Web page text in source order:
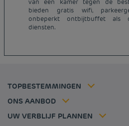
van een kamer tegen de
bieden gratis wifi,
onbeperkt ontbijtbuffet als
diensten.
TOPBESTEMMINGEN
Goedkope hotels Nederland
Goedkope hotels Breda
Goedkope hotels Duitsland
Goedkope hotels Dijon
ONS AANBOD
Lid tarief
UW VERBLIJF PLANNEN
Juridische kennisgeving
Algemene voorwaarden voor de
Beleid Inzake Persoonsgegevens
Flavours Instant Benefit Algemene bepalingen en
Tax policy
Vacatures